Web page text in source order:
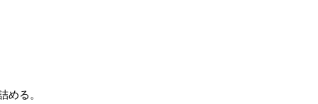
める。